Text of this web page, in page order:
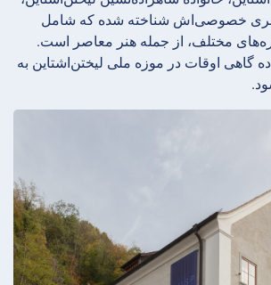
خصوصی‌اش شناخته شده که شامل
مختلف، از جمله هنر معاصر است.
گاهی اوقات در موزه ملی لیختن‌اشتاین به